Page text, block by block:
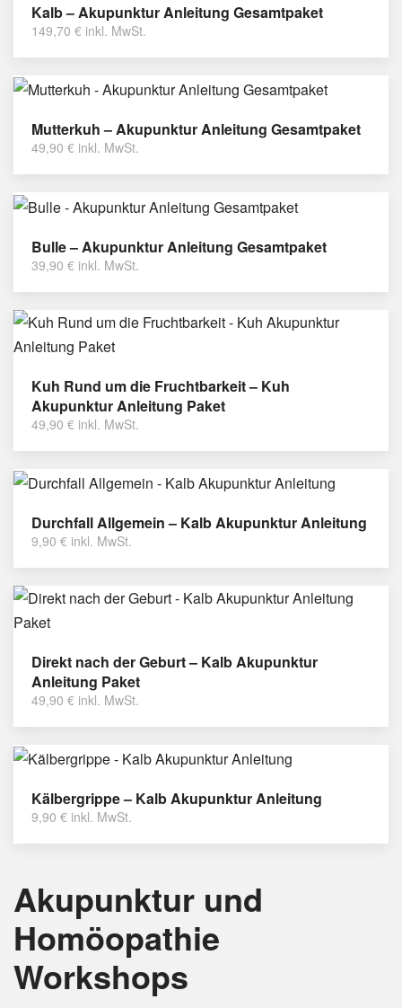
Kalb – Akupunktur Anleitung Gesamtpaket
149,70 € inkl. MwSt.
Mutterkuh – Akupunktur Anleitung Gesamtpaket
49,90 € inkl. MwSt.
Bulle – Akupunktur Anleitung Gesamtpaket
39,90 € inkl. MwSt.
Kuh Rund um die Fruchtbarkeit – Kuh
Akupunktur Anleitung Paket
49,90 € inkl. MwSt.
Durchfall Allgemein – Kalb Akupunktur Anleitung
9,90 € inkl. MwSt.
Direkt nach der Geburt – Kalb Akupunktur
Anleitung Paket
49,90 € inkl. MwSt.
Kälbergrippe – Kalb Akupunktur Anleitung
9,90 € inkl. MwSt.
Akupunktur und
Homöopathie
Workshops